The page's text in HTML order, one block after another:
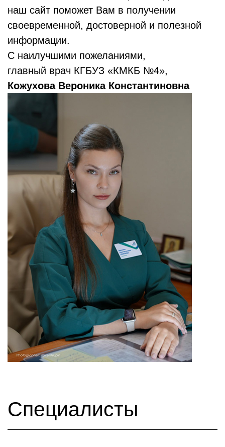
наш сайт поможет Вам в получении
своевременной, достоверной и полезной
информации.
С наилучшими пожеланиями,
главный врач КГБУЗ «КМКБ №4»,
Кожухова Вероника Константиновна
Специалисты